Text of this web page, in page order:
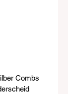
Combs